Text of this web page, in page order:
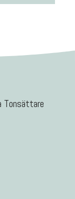
Tonsättare